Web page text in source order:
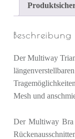
Beschreibung
Der Multiway
Mesh und
Der Multiway Bra